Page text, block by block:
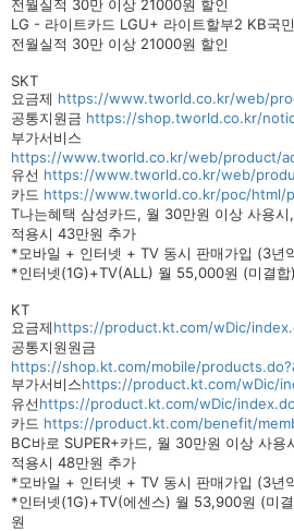
전월실적 30만 이상 21000원 할인
LG - 라이트카드 LGU+ 라이트할부2 KB국
전월실적 30만 이상 21000원 할인
SKT
요금제 https://www.tworld.co.kr/web/
공통지원금 https://shop.tworld.co.kr/
부가서비스
https://www.tworld.co.kr/web/product/
유선 https://www.tworld.co.kr/web/
카드 https://www.tworld.co.kr/poc/html/
T나는혜택 삼성카드, 월 30만원 이상 사용
적용시 43만원 추가
*모바일 + 인터넷 + TV 동시 판매가입 (3년
*인터넷(1G)+TV(ALL) 월 55,000원 (미결
KT
요금제https://product.kt.com/wDic/
공통지원원금
https://shop.kt.com/mobile/
부가서비스https://product.kt.com/wDic/
유선https://product.kt.com/wDic/
카드 https://product.kt.com/benefit/
BC바로 SUPER+카드, 월 30만원 이상 사
적용시 48만원 추가
*모바일 + 인터넷 + TV 동시 판매가입 (3년
*인터넷(1G)+TV(에센스) 월 53,900원 (미
원